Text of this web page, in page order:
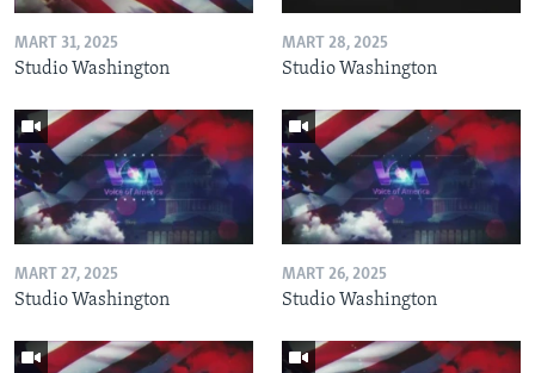
MART 31, 2025
Studio Washington
MART 28, 2025
Studio Washington
MART 27, 2025
Studio Washington
MART 26, 2025
Studio Washington